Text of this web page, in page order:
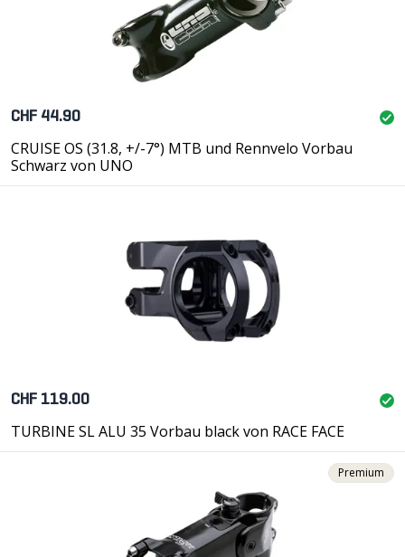
CHF 44.90
CRUISE OS (31.8, +/-7°) MTB und Rennvelo Vorbau
Schwarz von UNO
CHF 119.00
TURBINE SL ALU 35 Vorbau black von RACE FACE
Premium